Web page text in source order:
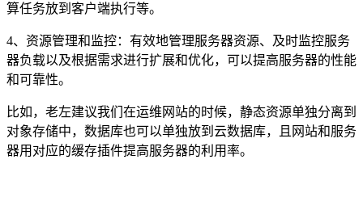
算任务放到客户端执行等。
4、资源管理和监控：有效地管理服务器资源、及时监控服务
器负载以及根据需求进行扩展和优化，可以提高服务器的性能
和可靠性。
比如，老左建议我们在运维网站的时候，静态资源单独分离到
对象存储中，数据库也可以单独放到云数据库，且网站和服务
器用对应的缓存插件提高服务器的利用率。